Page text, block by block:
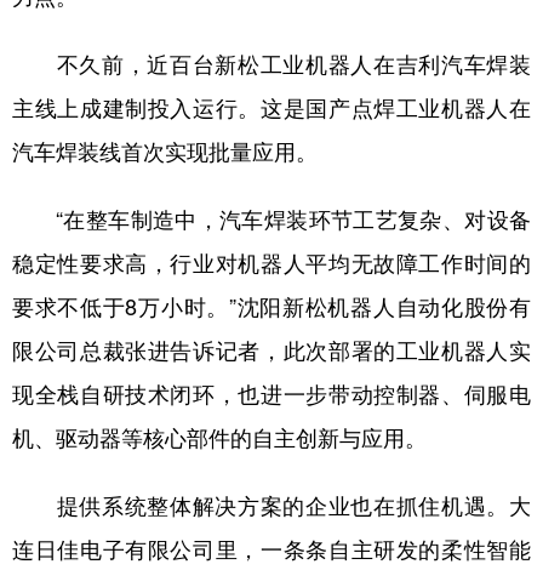
不久前，近百台新松工业机器人在吉利汽车焊装
主线上成建制投入运行。这是国产点焊工业机器人在
汽车焊装线首次实现批量应用。
“在整车制造中，汽车焊装环节工艺复杂、对设备
稳定性要求高，行业对机器人平均无故障工作时间的
要求不低于8万小时。”沈阳新松机器人自动化股份有
限公司总裁张进告诉记者，此次部署的工业机器人实
现全栈自研技术闭环，也进一步带动控制器、伺服电
机、驱动器等核心部件的自主创新与应用。
提供系统整体解决方案的企业也在抓住机遇。大
连日佳电子有限公司里，一条条自主研发的柔性智能